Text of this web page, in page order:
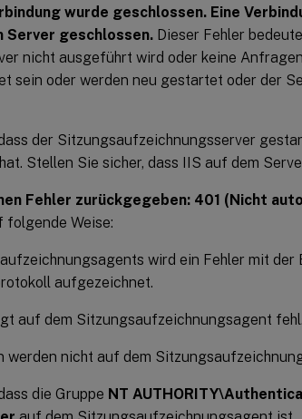
wurde geschlossen. Eine
Server geschlossen. Dieser Fehler
nicht ausgeführt wird oder keine
sein oder werden neu gestartet oder der
der Sitzungsaufzeichnungsserver
Stellen Sie sicher, dass IIS auf dem
Fehler zurückgegeben: 401 (Nicht
Weise:
wird ein Fehler mit der
aufgezeichnet.
auf dem Sitzungsaufzeichnungsagent fehl.
werden nicht auf dem
die Gruppe NT